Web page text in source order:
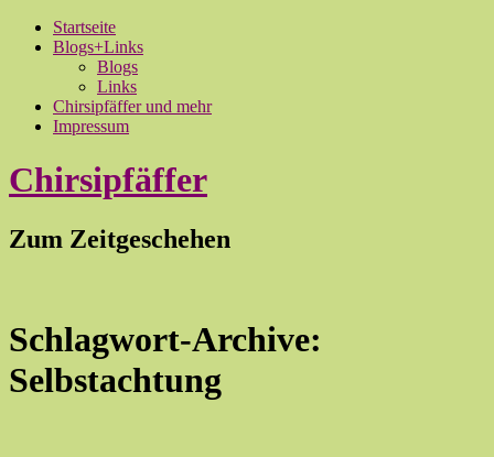
Startseite
Blogs+Links
Blogs
Links
Chirsipfäffer und mehr
Impressum
Chirsipfäffer
Zum Zeitgeschehen
Schlagwort-Archive:
Selbstachtung